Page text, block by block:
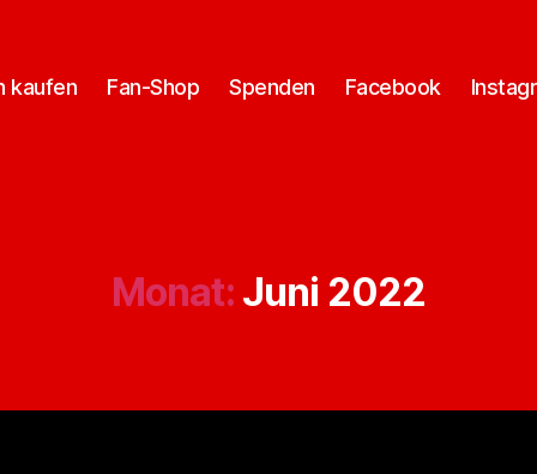
kaufen Fan-Shop Spenden Facebook
Monat: Juni 2022